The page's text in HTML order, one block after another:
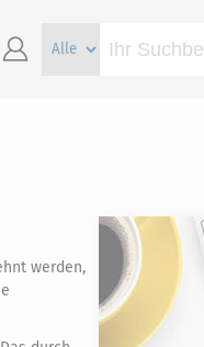
werden,